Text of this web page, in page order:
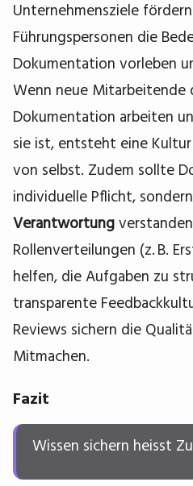
Unternehmensziele
Führungspersonen die
Dokumentation vorleben
Wenn neue
Dokumentation arbeiten
sie ist, entsteht eine
von selbst. Zudem sollte
individuelle Pflicht,
Verantwortung
Rollenverteilungen (z. B.
helfen, die Aufgaben zu
transparente
Reviews sichern die
Mitmachen.
Fazit
Wissen sichern heisst